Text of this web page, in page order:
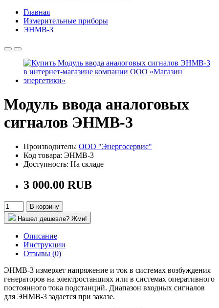
Главная
Измерительные приборы
ЭНМВ-3
Модуль ввода аналоговых
сигналов ЭНМВ-3
Производитель: ООО "Энергосервис"
Код товара: ЭНМВ-3
Доступность: На складе
3 000.00 RUB
В корзину
Нашел дешевле? Жми!
Описание
Инструкции
Отзывы (0)
ЭНМВ-3 измеряет напряжение и ток в системах возбуждения
генераторов на электростанциях или в системах оперативного
постоянного тока подстанций. Диапазон входных сигналов
для ЭНМВ-3 задается при заказе.